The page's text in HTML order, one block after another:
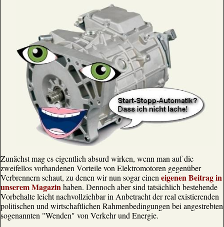
Zunächst mag es eigentlich absurd wirken, wenn man auf die
zweifellos vorhandenen Vorteile von Elektromotoren gegenüber
Verbrennern schaut, zu denen wir nun sogar einen eigenen Beitrag in
unserem Magazinhaben. Dennoch aber sind tatsächlich bestehende
Vorbehalte leicht nachvollziehbar in Anbetracht der real existierenden
politischen und wirtschaftlichen Rahmenbedingungen bei angestrebten
sogenannten "Wenden" von Verkehr und Energie.